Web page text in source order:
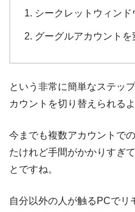
シークレットウィンド
グーグルアカウントを
という非常に簡単なステッ
カウントを切り替えられる
今までも複数アカウントで
たけれど手間がかかりすぎ
とですね。
自分以外の人が触るPCでリ